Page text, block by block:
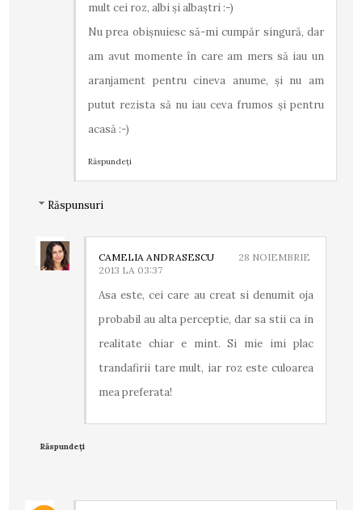
mult cei roz, albi şi albaştri :-)
Nu prea obişnuiesc să-mi cumpăr singură, dar
am avut momente în care am mers să iau un
aranjament pentru cineva anume, şi nu am
putut rezista să nu iau ceva frumos şi pentru
acasă :-)
Răspundeți
Răspunsuri
CAMELIA ANDRASESCU
28 NOIEMBRIE
2013 LA 03:37
Asa este, cei care au creat si denumit oja
probabil au alta perceptie, dar sa stii ca in
realitate chiar e mint. Si mie imi plac
trandafirii tare mult, iar roz este culoarea
mea preferata!
Răspundeți